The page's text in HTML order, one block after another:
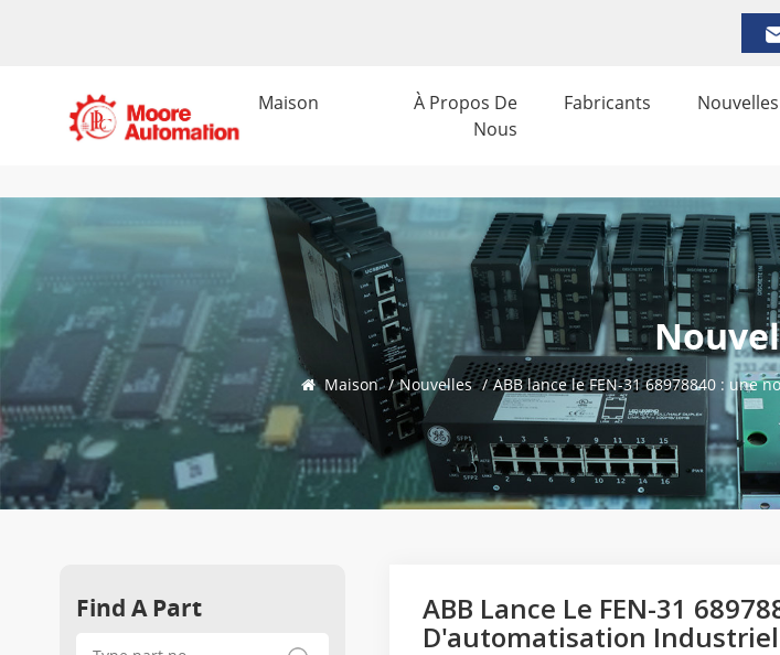
Maison
À Propos De
Nous
Fabricants Nouvelles
Maison / Nouvelles / ABB lance le FEN-31 68978840 :
ABB Lance Le FEN-31
D'automatisation
Find A Part